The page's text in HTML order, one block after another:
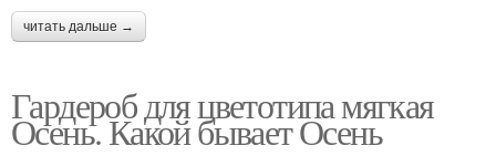
читать дальше →
Гардероб для цветотипа мягкая
Осень. Какой бывает Осень